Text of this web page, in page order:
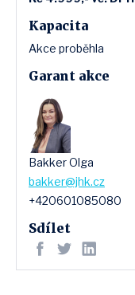
Kapacita
Akce proběhla
Garant akce
Bakker Olga
bakker@jhk.cz
+420601085080
Sdílet